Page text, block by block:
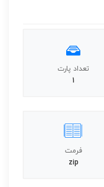
تعداد پارت
1
فرمت
zip